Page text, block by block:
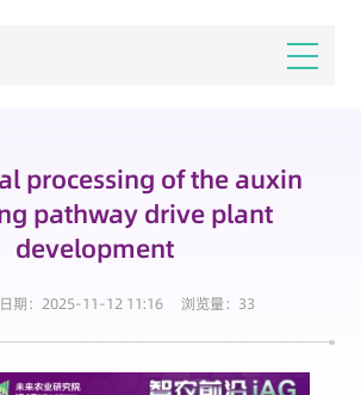
processing of the auxin
pathway drive plant
development
：2025-11-12 11:16 浏览量： 33